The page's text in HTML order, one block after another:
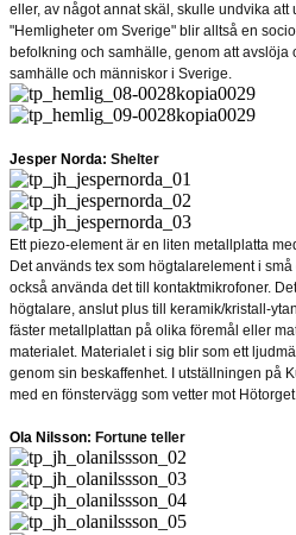
eller, av något annat skäl, skulle undvika att
"Hemligheter om Sverige" blir alltså en
befolkning och samhälle, genom att avslöja
samhälle och människor i Sverige.
Jesper Norda: Shelter
Ett piezo-element är en liten metallplatta
Det används tex som högtalarelement i
också använda det till kontaktmikrofoner.
högtalare, anslut plus till keramik/kristall-
fäster metallplattan på olika föremål eller
materialet. Materialet i sig blir som ett
genom sin beskaffenhet. I utställningen på
med en fönstervägg som vetter mot
Ola Nilsson: Fortune teller